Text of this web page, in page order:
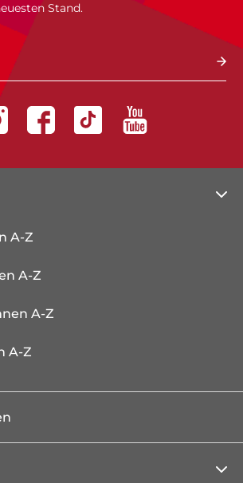
Stand.
A-Z
A-Z
A-Z
A-Z